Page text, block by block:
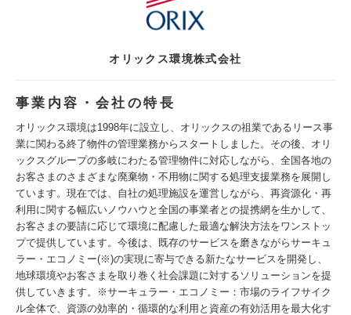
オリックス環境株式会社
事業内容・会社の特長
オリックス環境は1998年に設立し、オリックスの祖業であるリース事
業に関わる終了物件の管理業務からスタートしました。その後、オリ
ックスグループの多岐にわたる管理物件に対応しながら、全国各地の
お客さまのさまざまな廃棄物・不用物に関する処理支援業務を展開し
ています。現在では、自社の処理施設を運営しながら、再資源化・再
利用に関する幅広いノウハウと全国の事業者との提携網を生かして、
お客さまの要請に応じて環境に配慮した最適な解決方法をワンストッ
プで提供しています。今後は、既存のサービスを磨きながらサーキュ
ラー・エコノミー(※)の実現に寄与できる新たなサービスを開発し、
地球環境やお客さまを取り巻く社会課題に対するソリューションを提
供していきます。※サーキュラー・エコノミー：市場のライフサイク
ル全体で、資源の効率的・循環的な利用と資産の有効活用を最大化す